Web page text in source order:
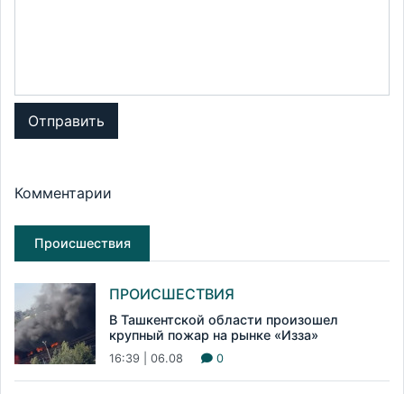
Отправить
Комментарии
Происшествия
ПРОИСШЕСТВИЯ
В Ташкентской области произошел
крупный пожар на рынке «Изза»
16:39 | 06.08 0